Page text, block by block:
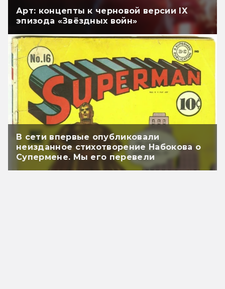
Арт: концепты к черновой версии IX
эпизода «Звёздных войн»
В сети впервые опубликовали
неизданное стихотворение Набокова о
Супермене. Мы его перевели